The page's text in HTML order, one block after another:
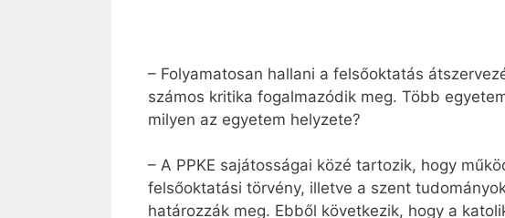
– Folyamatosan hallani a felsőoktatás
számos kritika fogalmazódik meg. Több
milyen az egyetem helyzete?
– A PPKE sajátosságai közé tartozik, hogy
felsőoktatási törvény, illetve a szent
határozzák meg. Ebből következik, hogy a